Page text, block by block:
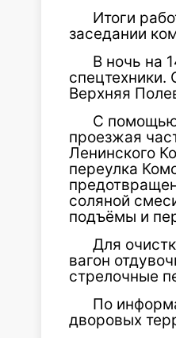
Итоги
заседании
В ночь на
Верхняя
С помощью
проезжая
Ленинского
переулка
соляной
подъёмы и
Для
вагон
стрелочные
По
дворовых